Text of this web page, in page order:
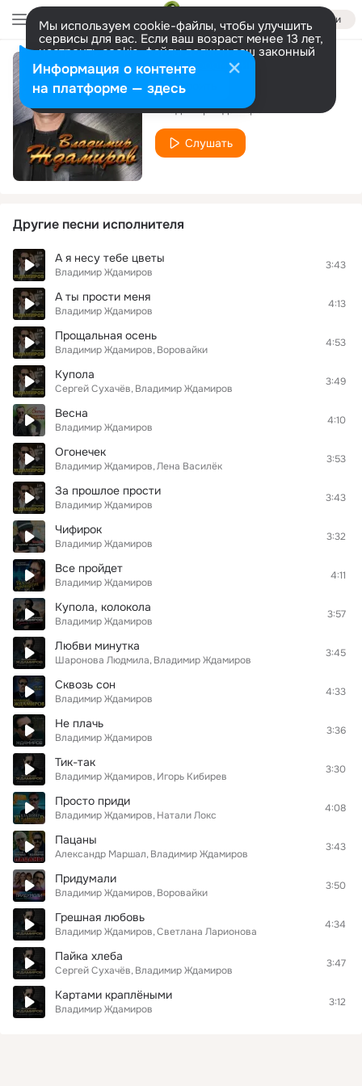
Войти
Мы используем cookie-файлы, чтобы улучшить
сервисы для вас. Если ваш возраст менее 13 лет,
настроить cookie-файлы должен ваш законный
представитель. Больше информации
Разрешить все Настроить
Я вернусь
Владимир Ждамиров
Слушать
Другие песни исполнителя
А я несу тебе цветы
Владимир Ждамиров
3:43
А ты прости меня
Владимир Ждамиров
4:13
Прощальная осень
Владимир Ждамиров Воровайки
4:53
Купола
Сергей Сухачёв Владимир Ждамиров
3:49
Весна
Владимир Ждамиров
4:10
Огонечек
Владимир Ждамиров Лена Василёк
3:53
За прошлое прости
Владимир Ждамиров
3:43
Чифирок
Владимир Ждамиров
3:32
Все пройдет
Владимир Ждамиров
4:11
Купола, колокола
Владимир Ждамиров
3:57
Любви минутка
Шаронова Людмила Владимир Ждамиров
3:45
Сквозь сон
Владимир Ждамиров
4:33
Не плачь
Владимир Ждамиров
3:36
Тик-так
Владимир Ждамиров Игорь Кибирев
3:30
Просто приди
Владимир Ждамиров Натали Локс
4:08
Пацаны
Александр Маршал Владимир Ждамиров
3:43
Придумали
Владимир Ждамиров Воровайки
3:50
Грешная любовь
Владимир Ждамиров Светлана Ларионова
4:34
Пайка хлеба
Сергей Сухачёв Владимир Ждамиров
3:47
Картами краплёными
Владимир Ждамиров
3:12
Информация о контенте
на платформе — здесь